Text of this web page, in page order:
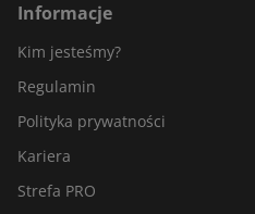
Informacje
Kim jesteśmy?
Regulamin
Polityka prywatności
Kariera
Strefa PRO